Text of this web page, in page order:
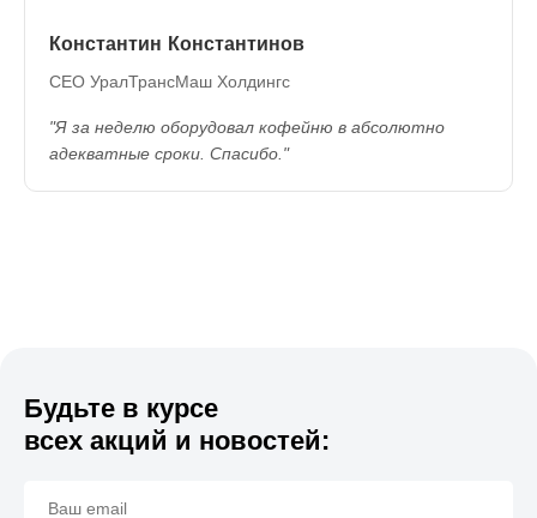
Константин Константинов
СЕО УралТрансМаш Холдингс
"Я за неделю оборудовал кофейню в абсолютно
адекватные сроки. Спасибо."
Будьте в курсе
всех акций и новостей: